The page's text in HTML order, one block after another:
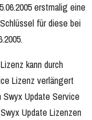
erstmalig eine
für diese bei
kann durch
Lizenz verlängert
Swyx Update Service
Update Lizenzen